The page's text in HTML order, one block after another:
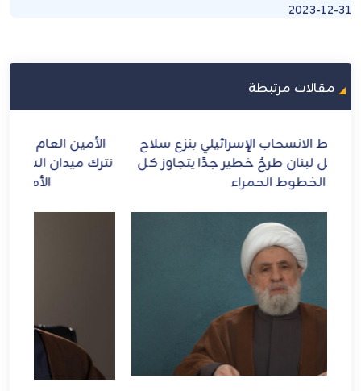
2023-12-31
مقالات مرتبطة
الأمين العام لحزب الله يعاهد الإمام الشهيد: لن
نترك ميدان الشرف والمقـاومة ومواجهة الطاغوت
الأمريكي والإجرام الصهيوني